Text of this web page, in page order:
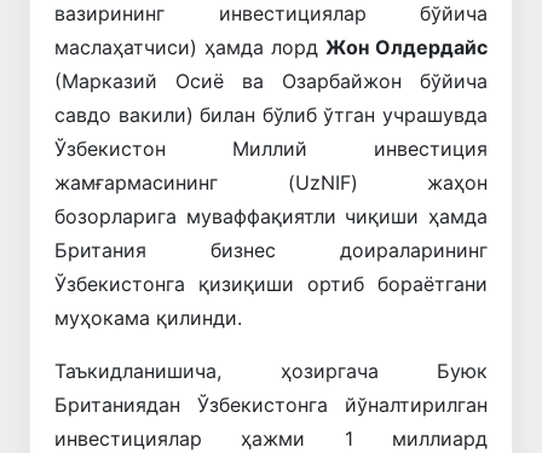
вазирининг инвестициялар бўйича
маслаҳатчиси) ҳамда лорд Жон Олдердайс
(Марказий Осиё ва Озарбайжон бўйича
савдо вакили) билан бўлиб ўтган учрашувда
Ўзбекистон Миллий инвестиция
жамғармасининг (UzNIF) жаҳон
бозорларига муваффақиятли чиқиши ҳамда
Британия бизнес доираларининг
Ўзбекистонга қизиқиши ортиб бораётгани
муҳокама қилинди.
Таъкидланишича, ҳозиргача Буюк
Британиядан Ўзбекистонга йўналтирилган
инвестициялар ҳажми 1 миллиард